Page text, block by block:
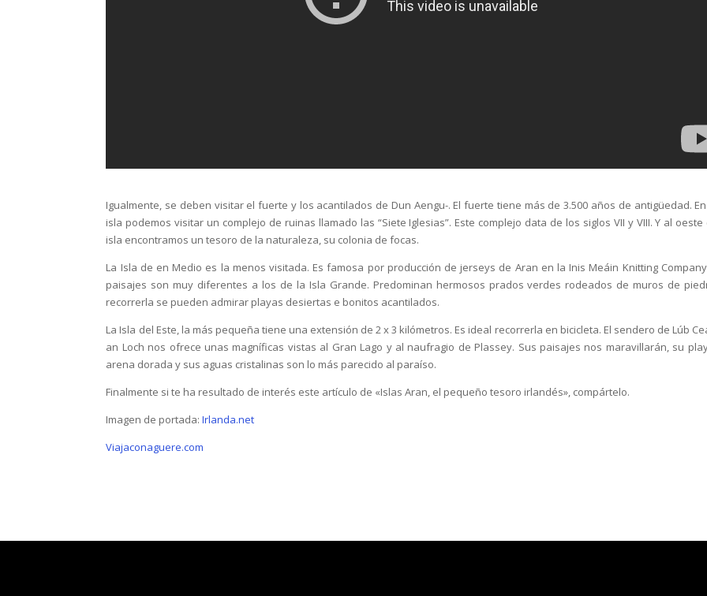
Igualmente, se deben visitar el fuerte y los acantilados de Dun Aengu-. El fuerte tiene más de 3.500 años de antigüedad.
isla podemos visitar un complejo de ruinas llamado las “Siete Iglesias”. Este complejo data de los siglos VII y VIII. Y al oeste
isla encontramos un tesoro de la naturaleza, su colonia de focas.
La Isla de en Medio es la menos visitada. Es famosa por producción de jerseys de Aran en la Inis Meáin Knitting
paisajes son muy diferentes a los de la Isla Grande. Predominan hermosos prados verdes rodeados de muros de
recorrerla se pueden admirar playas desiertas e bonitos acantilados.
La Isla del Este, la más pequeña tiene una extensión de 2 x 3 kilómetros. Es ideal recorrerla en bicicleta. El sendero de Lúb
an Loch nos ofrece unas magníficas vistas al Gran Lago y al naufragio de Plassey. Sus paisajes nos maravillarán, su
arena dorada y sus aguas cristalinas son lo más parecido al paraíso.
Finalmente si te ha resultado de interés este artículo de «Islas Aran, el pequeño tesoro irlandés», compártelo.
Imagen de portada:Irlanda.net
Viajaconaguere.com